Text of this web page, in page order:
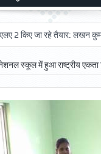
जा रहे तैयार: लखन कुमार सिंगला
स्कूल में हुआ राष्ट्रीय